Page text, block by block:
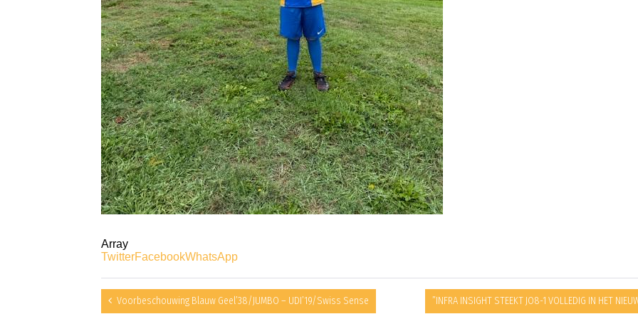
Array
TwitterFacebookWhatsApp
Voorbeschouwing Blauw Geel’38/JUMBO – UDI’19/Swiss Sense ”INFRA INSIGHT STEEKT JO8-1 VOLLEDIG IN HET